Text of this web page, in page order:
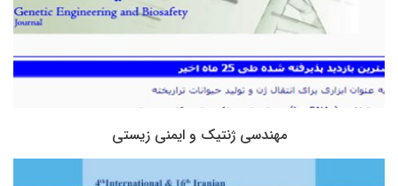
مهندسی ژنتیک و ایمنی زیستی